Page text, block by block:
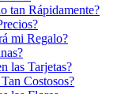
tan Rápidamente?
mi Regalo?
las Tarjetas?
Costosos?